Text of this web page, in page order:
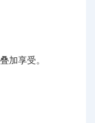
加享受。